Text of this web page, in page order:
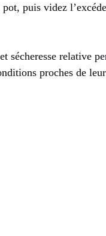
pot, puis videz
sécheresse relative
proches de